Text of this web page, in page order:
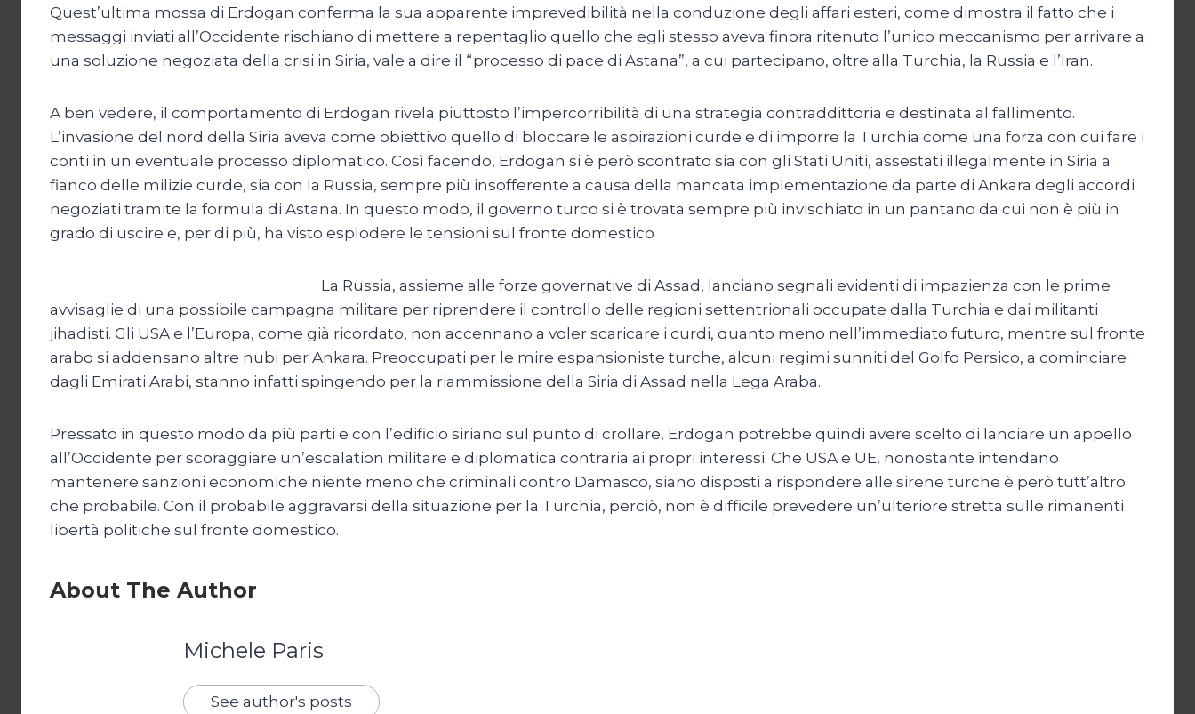
Quest’ultima mossa di Erdogan conferma la sua apparente imprevedibilità nella conduzione degli affari esteri, come dimostra il fatto che i
messaggi inviati all’Occidente rischiano di mettere a repentaglio quello che egli stesso aveva finora ritenuto l’unico meccanismo per arrivare a
una soluzione negoziata della crisi in Siria, vale a dire il “processo di pace di Astana”, a cui partecipano, oltre alla Turchia, la Russia e l’Iran.
A ben vedere, il comportamento di Erdogan rivela piuttosto l’impercorribilità di una strategia contraddittoria e destinata al fallimento.
L’invasione del nord della Siria aveva come obiettivo quello di bloccare le aspirazioni curde e di imporre la Turchia come una forza con cui fare i
conti in un eventuale processo diplomatico. Così facendo, Erdogan si è però scontrato sia con gli Stati Uniti, assestati illegalmente in Siria a
fianco delle milizie curde, sia con la Russia, sempre più insofferente a causa della mancata implementazione da parte di Ankara degli accordi
negoziati tramite la formula di Astana. In questo modo, il governo turco si è trovata sempre più invischiato in un pantano da cui non è più in
grado di uscire e, per di più, ha visto esplodere le tensioni sul fronte domestico
La Russia, assieme alle forze governative di Assad, lanciano segnali evidenti di impazienza con le prime
avvisaglie di una possibile campagna militare per riprendere il controllo delle regioni settentrionali occupate dalla Turchia e dai militanti
jihadisti. Gli USA e l’Europa, come già ricordato, non accennano a voler scaricare i curdi, quanto meno nell’immediato futuro, mentre sul fronte
arabo si addensano altre nubi per Ankara. Preoccupati per le mire espansioniste turche, alcuni regimi sunniti del Golfo Persico, a cominciare
dagli Emirati Arabi, stanno infatti spingendo per la riammissione della Siria di Assad nella Lega Araba.
Pressato in questo modo da più parti e con l’edificio siriano sul punto di crollare, Erdogan potrebbe quindi avere scelto di lanciare un appello
all’Occidente per scoraggiare un’escalation militare e diplomatica contraria ai propri interessi. Che USA e UE, nonostante intendano
mantenere sanzioni economiche niente meno che criminali contro Damasco, siano disposti a rispondere alle sirene turche è però tutt’altro
che probabile. Con il probabile aggravarsi della situazione per la Turchia, perciò, non è difficile prevedere un’ulteriore stretta sulle rimanenti
libertà politiche sul fronte domestico.
About The Author
Michele Paris
See author's posts